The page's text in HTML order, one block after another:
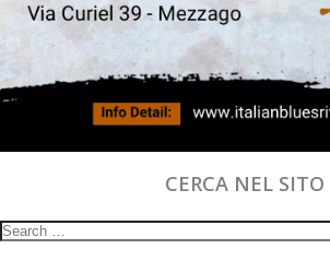
CERCA NEL SITO
Search